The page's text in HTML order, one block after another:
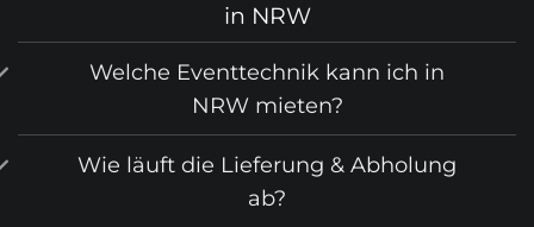
in NRW
Welche Eventtechnik kann ich in
NRW mieten?
Wie läuft die Lieferung & Abholung
ab?